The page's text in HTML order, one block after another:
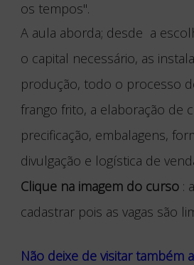
os tempos".
A aula aborda; desde a
o capital necessário, as
produção, todo o processo
frango frito, a elaboração de
precificação, embalagens,
divulgação e logística de
Clique na imagem do curso :
cadastrar pois as vagas são
Não deixe de visitar também